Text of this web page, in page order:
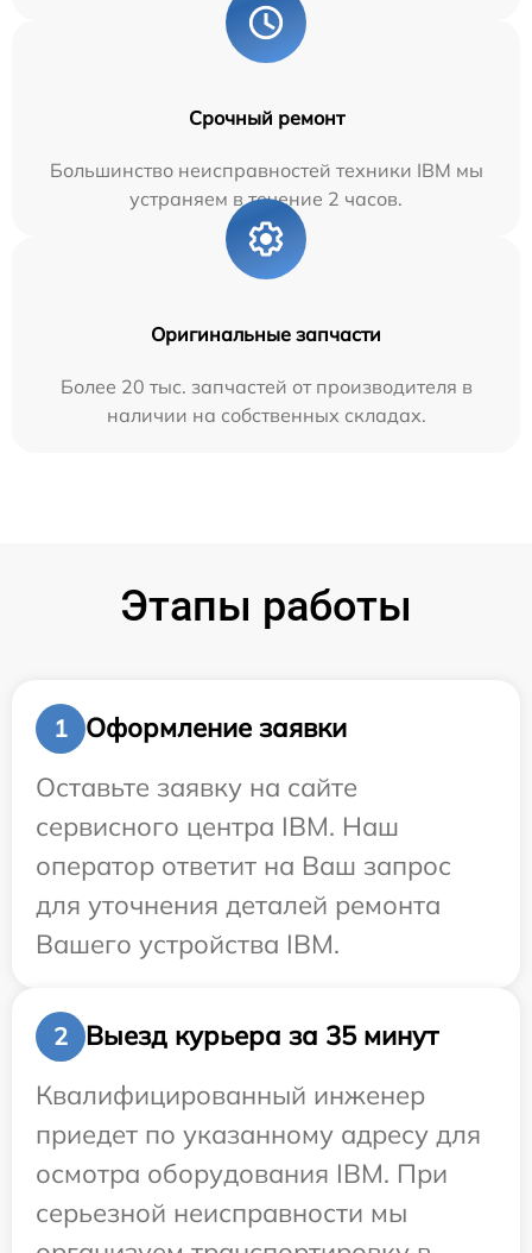
Срочный ремонт
Большинство неисправностей техники IBM мы
устраняем в течение 2 часов.
Оригинальные запчасти
Более 20 тыс. запчастей от производителя в
наличии на собственных складах.
Этапы работы
1
Оформление заявки
Оставьте заявку на сайте
сервисного центра IBM. Наш
оператор ответит на Ваш запрос
для уточнения деталей ремонта
Вашего устройства IBM.
2
Выезд курьера за 35 минут
Квалифицированный инженер
приедет по указанному адресу для
осмотра оборудования IBM. При
серьезной неисправности мы